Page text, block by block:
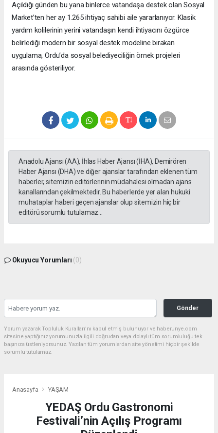
Açıldığı günden bu yana binlerce vatandaşa destek olan Sosyal
Market’ten her ay 1.265 ihtiyaç sahibi aile yararlanıyor. Klasik
yardım kolilerinin yerini vatandaşın kendi ihtiyacını özgürce
belirlediği modern bir sosyal destek modeline bırakan
uygulama, Ordu’da sosyal belediyeciliğin örnek projeleri
arasında gösteriliyor.
Anadolu Ajansı (AA), İhlas Haber Ajansı (İHA), Demirören
Haber Ajansı (DHA) ve diğer ajanslar tarafından eklenen tüm
haberler, sitemizin editörlerinin müdahalesi olmadan ajans
kanallarından çekilmektedir. Bu haberlerde yer alan hukuki
muhataplar haberi geçen ajanslar olup sitemizin hiç bir
editörü sorumlu tutulamaz...
Okuyucu Yorumları (0)
Gönder
Yorum yazarak Topluluk Kuralları’nı kabul etmiş bulunuyor ve haberunye.com
sitesine yaptığınız yorumunuzla ilgili doğrudan veya dolaylı tüm sorumluluğu tek
başınıza üstleniyorsunuz. Yazılan tüm yorumlardan site yönetimi hiçbir şekilde
sorumlu tutulamaz.
Anasayfa YAŞAM
YEDAŞ Ordu Gastronomi
Festivali’nin Açılış Programı